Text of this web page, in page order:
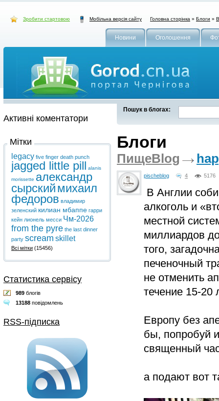
Зробити стартовою Мобільна версія сайту Головна сторінка » Блоги »
Новини Оголошення
Пошук в блогах:
Блоги
ПищеBlog
pischeblog 4 5176
В Англии
алкоголь и
местной
миллиардов
того,
печеночный
не отменить
течение 15-20
Европу без
бы, попробуй
священный
а подают вот
Активні коментатори
Мітки
legacy five finger death punch
jagged little pill alanis
morissette александр
сырскиймихаил
федоров владимир
зеленский килиан мбаппе гарри
кейн лионель месси Чм-2026
from the pyre the last dinner
party scream skillet
Всі мітки (15456)
Статистика сервісу
989 блогів
13188 повідомлень
RSS-підписка